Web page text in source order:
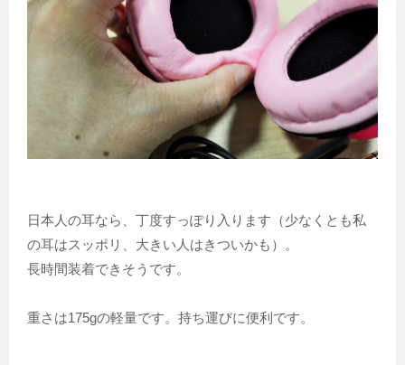
日本人の耳なら、丁度すっぽり入ります（少なくとも私
の耳はスッポリ、大きい人はきついかも）。
長時間装着できそうです。
重さは175gの軽量です。持ち運びに便利です。